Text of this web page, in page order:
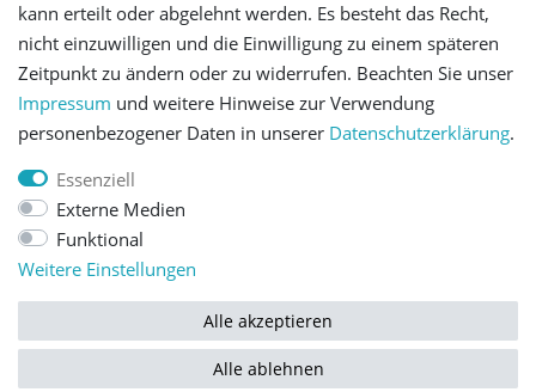
Impressum Daten­schutz­erklärung AGB
Barrierefreiheitserklärung
Vertrag widerrufen Kontakt
© Copyright 2026 | Alle Rechte vorbehalten.
kann erteilt oder abgelehnt werden. Es besteht das Recht,
nicht einzuwilligen und die Einwilligung zu einem späteren
Zeitpunkt zu ändern oder zu widerrufen. Beachten Sie unser
Impressum und weitere Hinweise zur Verwendung
personenbezogener Daten in unserer Daten­schutz­erklärung.
Essenziell
Externe Medien
Funktional
Weitere Einstellungen
Alle akzeptieren
Alle ablehnen